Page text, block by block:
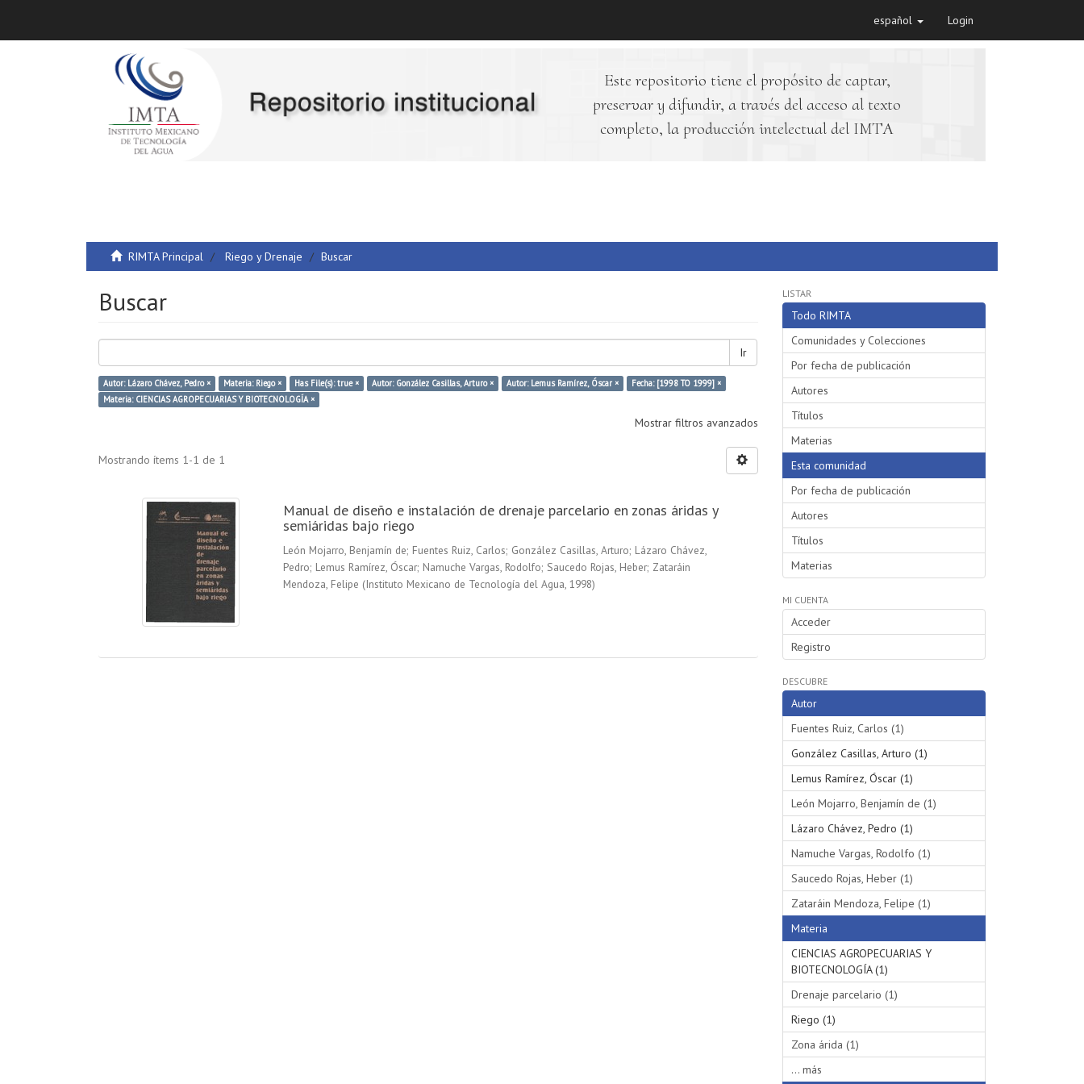
español Login
Este repositorio tiene el propósito de captar,
preservar y difundir, a través del acceso al texto
completo, la producción intelectual del IMTA
RIMTA Principal Riego y Drenaje Buscar
Buscar
Ir
Autor: Lázaro Chávez, Pedro × Materia: Riego × Has File(s): true × Autor: González Casillas, Arturo × Autor: Lemus Ramírez, Óscar ×
Fecha: [1998 TO 1999] ×
Materia: CIENCIAS AGROPECUARIAS Y BIOTECNOLOGÍA ×
Mostrar filtros avanzados
Mostrando ítems 1-1 de 1
Manual de diseño e instalación de drenaje parcelario en zonas áridas y
semiáridas bajo riego
León Mojarro, Benjamín de; Fuentes Ruiz, Carlos; González Casillas, Arturo; Lázaro Chávez,
Pedro; Lemus Ramírez, Óscar; Namuche Vargas, Rodolfo; Saucedo Rojas, Heber; Zataráin
Mendoza, Felipe (Instituto Mexicano de Tecnología del Agua, 1998)
LISTAR
Todo RIMTA
Comunidades y Colecciones
Por fecha de publicación
Autores
Títulos
Materias
Esta comunidad
Por fecha de publicación
Autores
Títulos
Materias
MI CUENTA
Acceder
Registro
DESCUBRE
Autor
Fuentes Ruiz, Carlos (1)
González Casillas, Arturo (1)
Lemus Ramírez, Óscar (1)
León Mojarro, Benjamín de (1)
Lázaro Chávez, Pedro (1)
Namuche Vargas, Rodolfo (1)
Saucedo Rojas, Heber (1)
Zataráin Mendoza, Felipe (1)
Materia
CIENCIAS AGROPECUARIAS Y
BIOTECNOLOGÍA (1)
Drenaje parcelario (1)
Riego (1)
Zona árida (1)
... más